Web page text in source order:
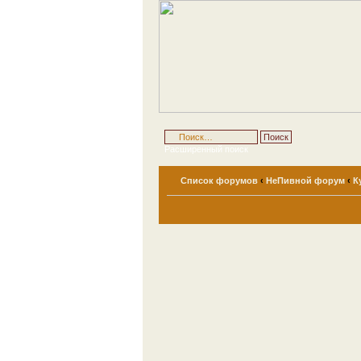
Расширенный поиск
Список форумов ‹ НеПивной форум ‹